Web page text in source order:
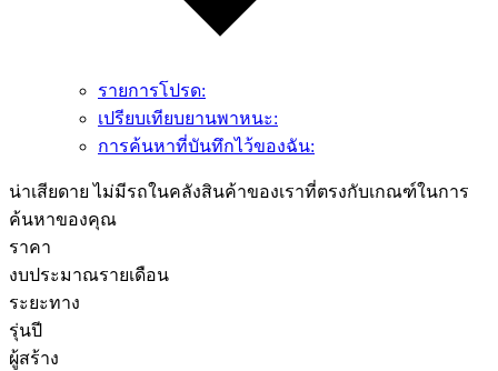
รายการโปรด:
เปรียบเทียบยานพาหนะ:
การค้นหาที่บันทึกไว้ของฉัน:
น่าเสียดาย ไม่มีรถในคลังสินค้าของเราที่ตรงกับเกณฑ์ในการ
ค้นหาของคุณ
ราคา
งบประมาณรายเดือน
ระยะทาง
รุ่นปี
ผู้สร้าง